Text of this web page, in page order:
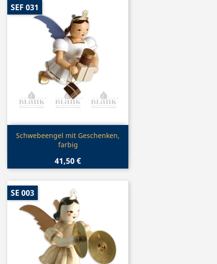
Vorschau
Schwebeengel mit Geschenken,
farbig
41,50 €
SEF 031
SE 003